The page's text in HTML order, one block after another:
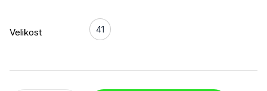
Velikost 41